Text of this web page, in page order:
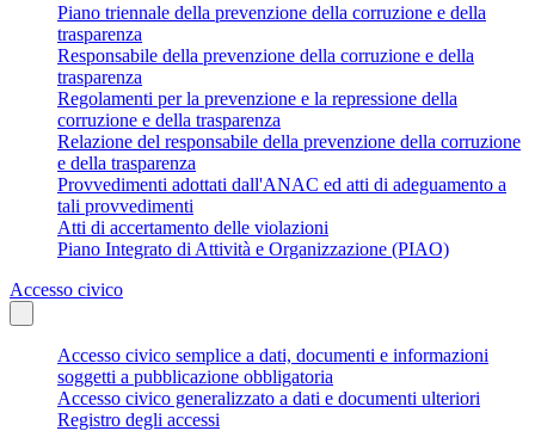
Piano triennale della prevenzione della corruzione e della
trasparenza
Responsabile della prevenzione della corruzione e della
trasparenza
Regolamenti per la prevenzione e la repressione della
corruzione e della trasparenza
Relazione del responsabile della prevenzione della corruzione
e della trasparenza
Provvedimenti adottati dall'ANAC ed atti di adeguamento a
tali provvedimenti
Atti di accertamento delle violazioni
Piano Integrato di Attività e Organizzazione (PIAO)
Accesso civico
Accesso civico semplice a dati, documenti e informazioni
soggetti a pubblicazione obbligatoria
Accesso civico generalizzato a dati e documenti ulteriori
Registro degli accessi